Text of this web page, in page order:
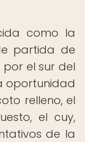
como la
partida de
el sur del
oportunidad
relleno, el
el cuy,
de la